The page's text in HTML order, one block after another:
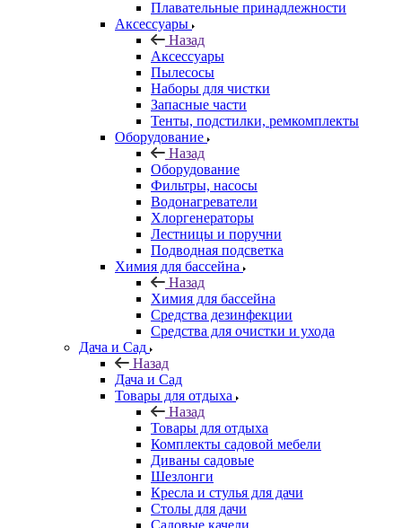
Плавательные принадлежности
Аксессуары
Назад
Аксессуары
Пылесосы
Наборы для чистки
Запасные части
Тенты, подстилки, ремкомплекты
Оборудование
Назад
Оборудование
Фильтры, насосы
Водонагреватели
Хлоргенераторы
Лестницы и поручни
Подводная подсветка
Химия для бассейна
Назад
Химия для бассейна
Средства дезинфекции
Средства для очистки и ухода
Дача и Сад
Назад
Дача и Сад
Товары для отдыха
Назад
Товары для отдыха
Комплекты садовой мебели
Диваны садовые
Шезлонги
Кресла и стулья для дачи
Столы для дачи
Садовые качели